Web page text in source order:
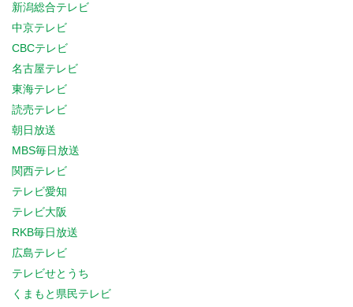
新潟総合テレビ
中京テレビ
CBCテレビ
名古屋テレビ
東海テレビ
読売テレビ
朝日放送
MBS毎日放送
関西テレビ
テレビ愛知
テレビ大阪
RKB毎日放送
広島テレビ
テレビせとうち
くまもと県民テレビ